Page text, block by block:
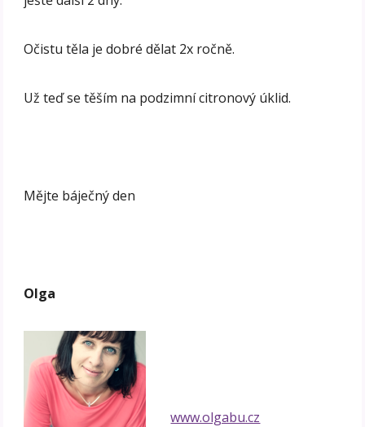
Očistu těla je dobré dělat 2x ročně.
Už teď se těším na podzimní citronový úklid.
Mějte báječný den
Olga
www.olgabu.cz